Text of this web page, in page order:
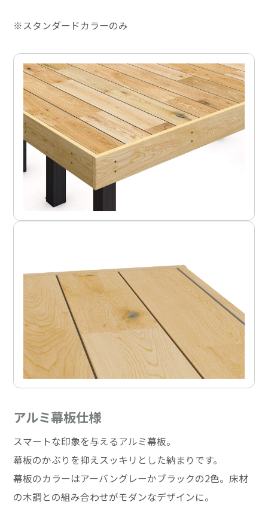
※スタンダードカラーのみ
アルミ幕板仕様
スマートな印象を与えるアルミ幕板。
幕板のかぶりを抑えスッキリとした納まりです。
幕板のカラーはアーバングレーかブラックの2色。床材
の木調との組み合わせがモダンなデザインに。